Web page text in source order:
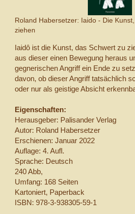
Roland Habersetzer: Iaido - Die
ziehen
Iaidô ist die Kunst, das Schwert zu
aus dieser einen Bewegung heraus
gegnerischen Angriff ein Ende zu
davon, ob dieser Angriff tatsächlich
oder nur als geistige Absicht
Eigenschaften:
Herausgeber: Palisander Verlag
Autor: Roland Habersetzer
Erschienen: Januar 2022
Auflage: 4. Aufl.
Sprache: Deutsch
240 Abb,
Umfang: 168 Seiten
Kartoniert, Paperback
ISBN: 978-3-938305-59-1